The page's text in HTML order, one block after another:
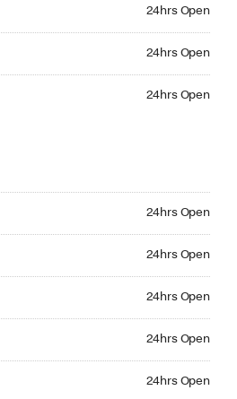
24hrs Open
24hrs Open
24hrs Open
24hrs Open
24hrs Open
24hrs Open
24hrs Open
24hrs Open